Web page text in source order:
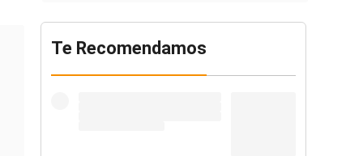
Te Recomendamos